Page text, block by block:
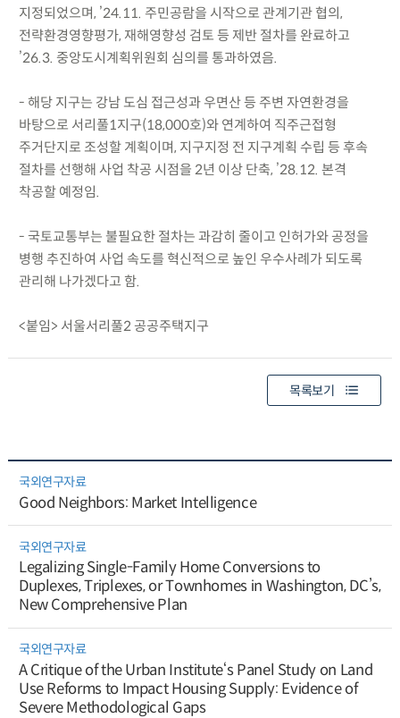
지정되었으며, ’24.11. 주민공람을 시작으로 관계기관 협의,
전략환경영향평가, 재해영향성 검토 등 제반 절차를 완료하고
’26.3. 중앙도시계획위원회 심의를 통과하였음.
- 해당 지구는 강남 도심 접근성과 우면산 등 주변 자연환경을
바탕으로 서리풀1지구(18,000호)와 연계하여 직주근접형
주거단지로 조성할 계획이며, 지구지정 전 지구계획 수립 등 후속
절차를 선행해 사업 착공 시점을 2년 이상 단축, ’28.12. 본격
착공할 예정임.
- 국토교통부는 불필요한 절차는 과감히 줄이고 인허가와 공정을
병행 추진하여 사업 속도를 혁신적으로 높인 우수사례가 되도록
관리해 나가겠다고 함.
<붙임> 서울서리풀2 공공주택지구
목록보기
국외연구자료
Good Neighbors: Market Intelligence
국외연구자료
Legalizing Single-Family Home Conversions to
Duplexes, Triplexes, or Townhomes in Washington, DC’s,
New Comprehensive Plan
국외연구자료
A Critique of the Urban Institute‘s Panel Study on Land
Use Reforms to Impact Housing Supply: Evidence of
Severe Methodological Gaps